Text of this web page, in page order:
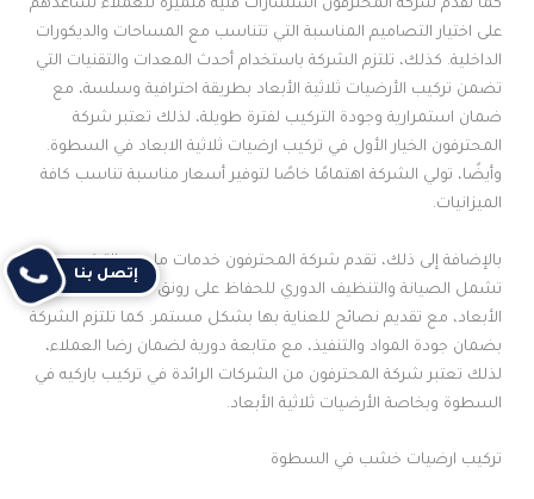
كما تقدم شركة المحترفون استشارات فنية متميزة للعملاء تساعدهم
على اختيار التصاميم المناسبة التي تتناسب مع المساحات والديكورات
الداخلية. كذلك، تلتزم الشركة باستخدام أحدث المعدات والتقنيات التي
تضمن تركيب الأرضيات ثلاثية الأبعاد بطريقة احترافية وسلسة، مع
ضمان استمرارية وجودة التركيب لفترة طويلة، لذلك تعتبر شركة
المحترفون الخيار الأول في تركيب ارضيات ثلاثية الابعاد في السطوة.
وأيضًا، تولي الشركة اهتمامًا خاصًا لتوفير أسعار مناسبة تناسب كافة
الميزانيات.
بالإضافة إلى ذلك، تقدم شركة المحترفون خدمات ما بعد التركيب
تشمل الصيانة والتنظيف الدوري للحفاظ على رونق الأرضيات الثلاثية
الأبعاد، مع تقديم نصائح للعناية بها بشكل مستمر. كما تلتزم الشركة
بضمان جودة المواد والتنفيذ، مع متابعة دورية لضمان رضا العملاء،
لذلك تعتبر شركة المحترفون من الشركات الرائدة في تركيب باركيه في
السطوة وبخاصة الأرضيات ثلاثية الأبعاد.
تركيب ارضيات خشب في السطوة
إتصل بنا